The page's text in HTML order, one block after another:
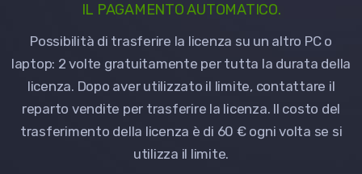
IL PAGAMENTO AUTOMATICO.
Possibilità di trasferire la licenza su un altro PC o
laptop: 2 volte gratuitamente per tutta la durata della
licenza. Dopo aver utilizzato il limite, contattare il
reparto vendite per trasferire la licenza. Il costo del
trasferimento della licenza è di 60 € ogni volta se si
utilizza il limite.